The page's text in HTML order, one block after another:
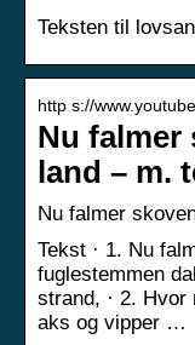
Teksten til
http s://
Nu falmer
land – m.
Nu falmer
Tekst · 1. Nu
fuglestemmen
strand, · 2.
aks og vipper …